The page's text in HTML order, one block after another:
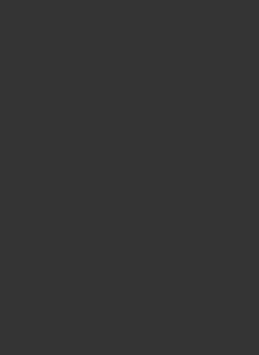
unterstützen, ihren
nach einem
aber auch Unterstützung in
reicht von
professionelle
und Präventions-Apps.
Überblick über die
und App-Store.